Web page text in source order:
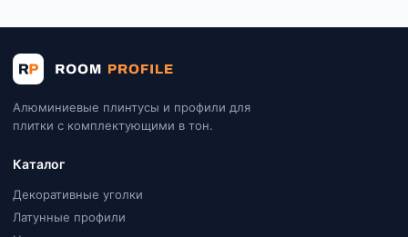
Алюминиевые плинтусы и профили для
плитки с комплектующими в тон.
Каталог
Декоративные уголки
Латунные профили